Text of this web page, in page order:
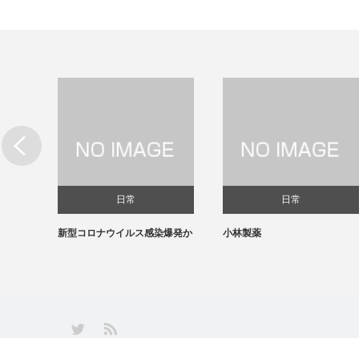
日常
新型コロナウイルス感染爆発か
日常
小林製薬
Twitter